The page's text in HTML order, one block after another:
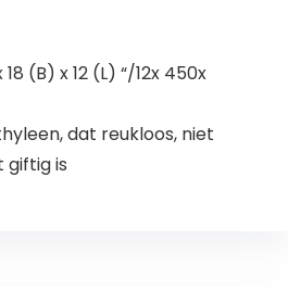
(B) x 12 (L) “/12x 450x
dat reukloos, niet
giftig is